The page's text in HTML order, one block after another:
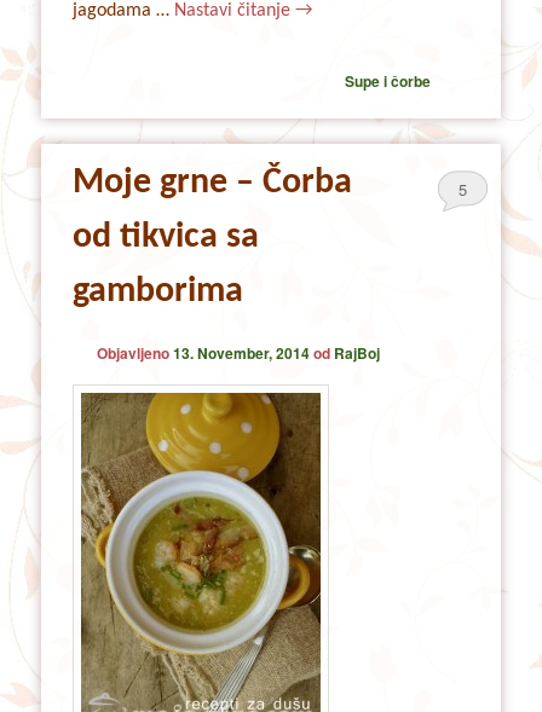
jagodama … Nastavi čitanje→
Supe i čorbe
Moje grne – Čorba
od tikvica sa
gamborima
Objavljeno13. November, 2014od RajBoj
5